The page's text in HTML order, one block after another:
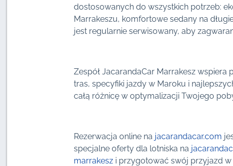
dostosowanych do wszystkich potrzeb:
Marrakeszu, komfortowe sedany na
jest regularnie serwisowany, aby
Zespół JacarandaCar Marrakesz
tras, specyfiki jazdy w Maroku i
całą różnicę w optymalizacji Twojego
Rezerwacja online na jacarandacar.com
specjalne oferty dla lotniska na
marrakeszi przygotować swój przyjazd w